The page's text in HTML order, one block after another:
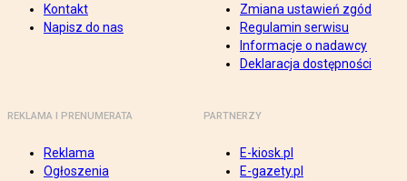
Kontakt
Napisz do nas
Zmiana ustawień zgód
Regulamin serwisu
Informacje o nadawcy
Deklaracja dostępności
REKLAMA I PRENUMERATA
Reklama
Ogłoszenia
PARTNERZY
E-kiosk.pl
E-gazety.pl